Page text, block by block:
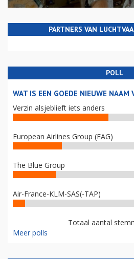
PARTNERS VAN
POLL
WAT IS EEN GOEDE NIEUWE NAAM
Verzin alsjeblieft iets anders
European Airlines Group (EAG)
The Blue Group
Air-France-KLM-SAS(-TAP)
Totaal aantal
Meer polls